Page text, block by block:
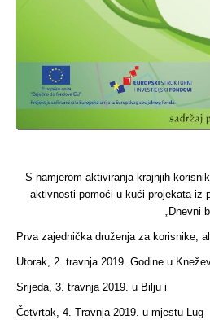
S namjerom aktiviranja krajnjih
aktivnosti pomoći u kući projekata iz
„Dnevni
Prva zajednička druženja za korisnike,
Utorak, 2. travnja 2019. Godine u
Srijeda, 3. travnja 2019. u Bilju i
Četvrtak, 4. Travnja 2019. u mjestu Lug